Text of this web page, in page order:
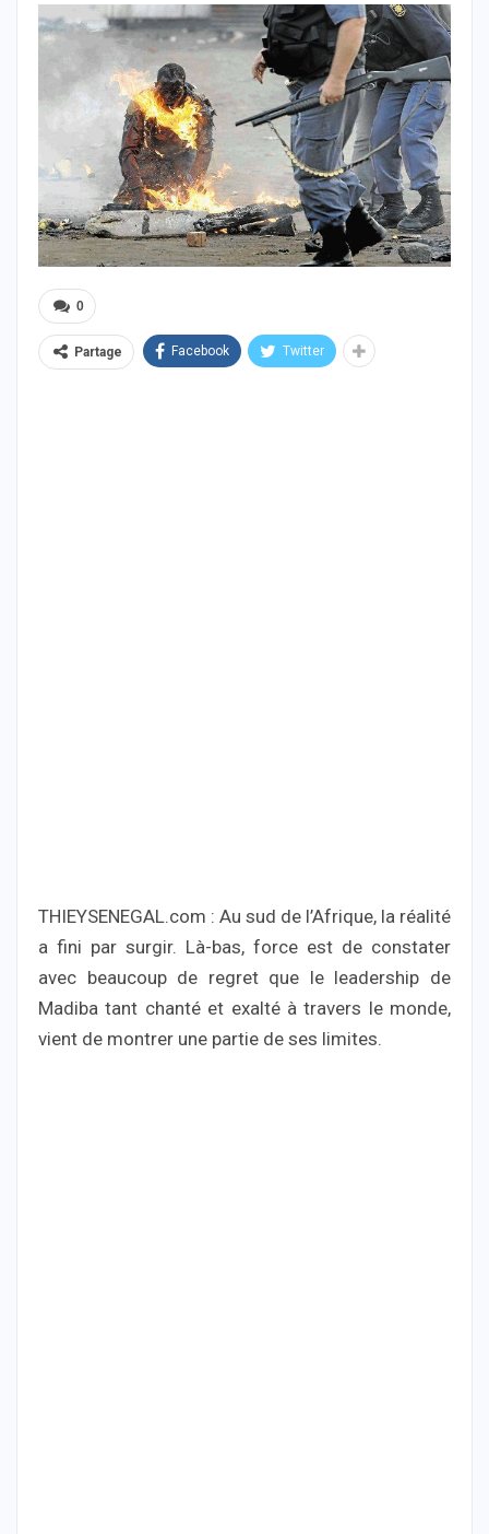
0
Partage Facebook Twitter
THIEYSENEGAL.com : Au sud de l’Afrique, la réalité
a fini par surgir. Là-bas, force est de constater
avec beaucoup de regret que le leadership de
Madiba tant chanté et exalté à travers le monde,
vient de montrer une partie de ses limites.